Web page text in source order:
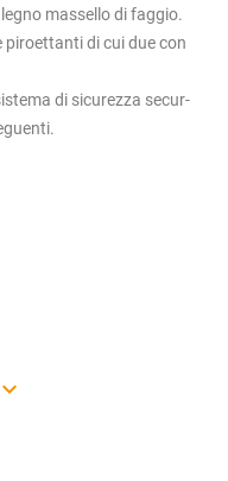
massello di faggio.
di cui due con
di sicurezza secur-